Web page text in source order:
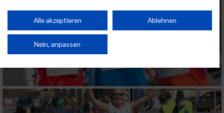
Performance von Inhalten. Analyse von Zielgruppen durch Statistiken oder
Kombinationen von Daten aus verschiedenen Quellen. Entwicklung und
von Inhalten.
Daten können außerhalb der Europäischen Union weitergegeben und in die
Website/App.
Partnerliste anzeigen (1 IAB-Anbieter)
Wir nutzen Ihre Daten für folgende Zwecke:
Alle akzeptieren Ablehnen
Nein, anpassen